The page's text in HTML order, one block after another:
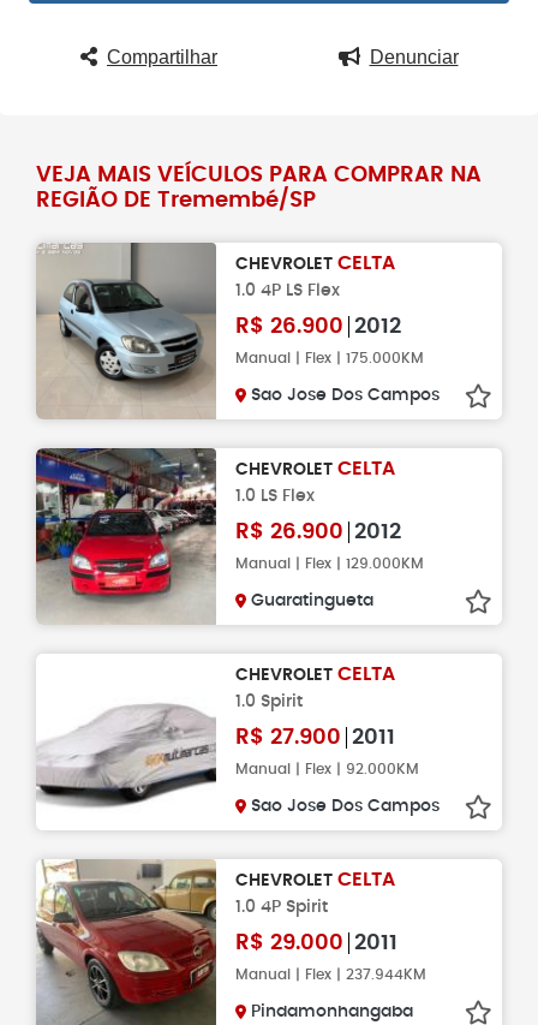
Compartilhar Denunciar
VEJA MAIS VEÍCULOS PARA COMPRAR NA
REGIÃO DE Tremembé/SP
CHEVROLET CELTA
1.0 4P LS Flex
R$ 26.900 2012
Manual | Flex | 175.000KM
Sao Jose Dos Campos
CHEVROLET CELTA
1.0 LS Flex
R$ 26.900 2012
Manual | Flex | 129.000KM
Guaratingueta
CHEVROLET CELTA
1.0 Spirit
R$ 27.900 2011
Manual | Flex | 92.000KM
Sao Jose Dos Campos
CHEVROLET CELTA
1.0 4P Spirit
R$ 29.000 2011
Manual | Flex | 237.944KM
Pindamonhangaba